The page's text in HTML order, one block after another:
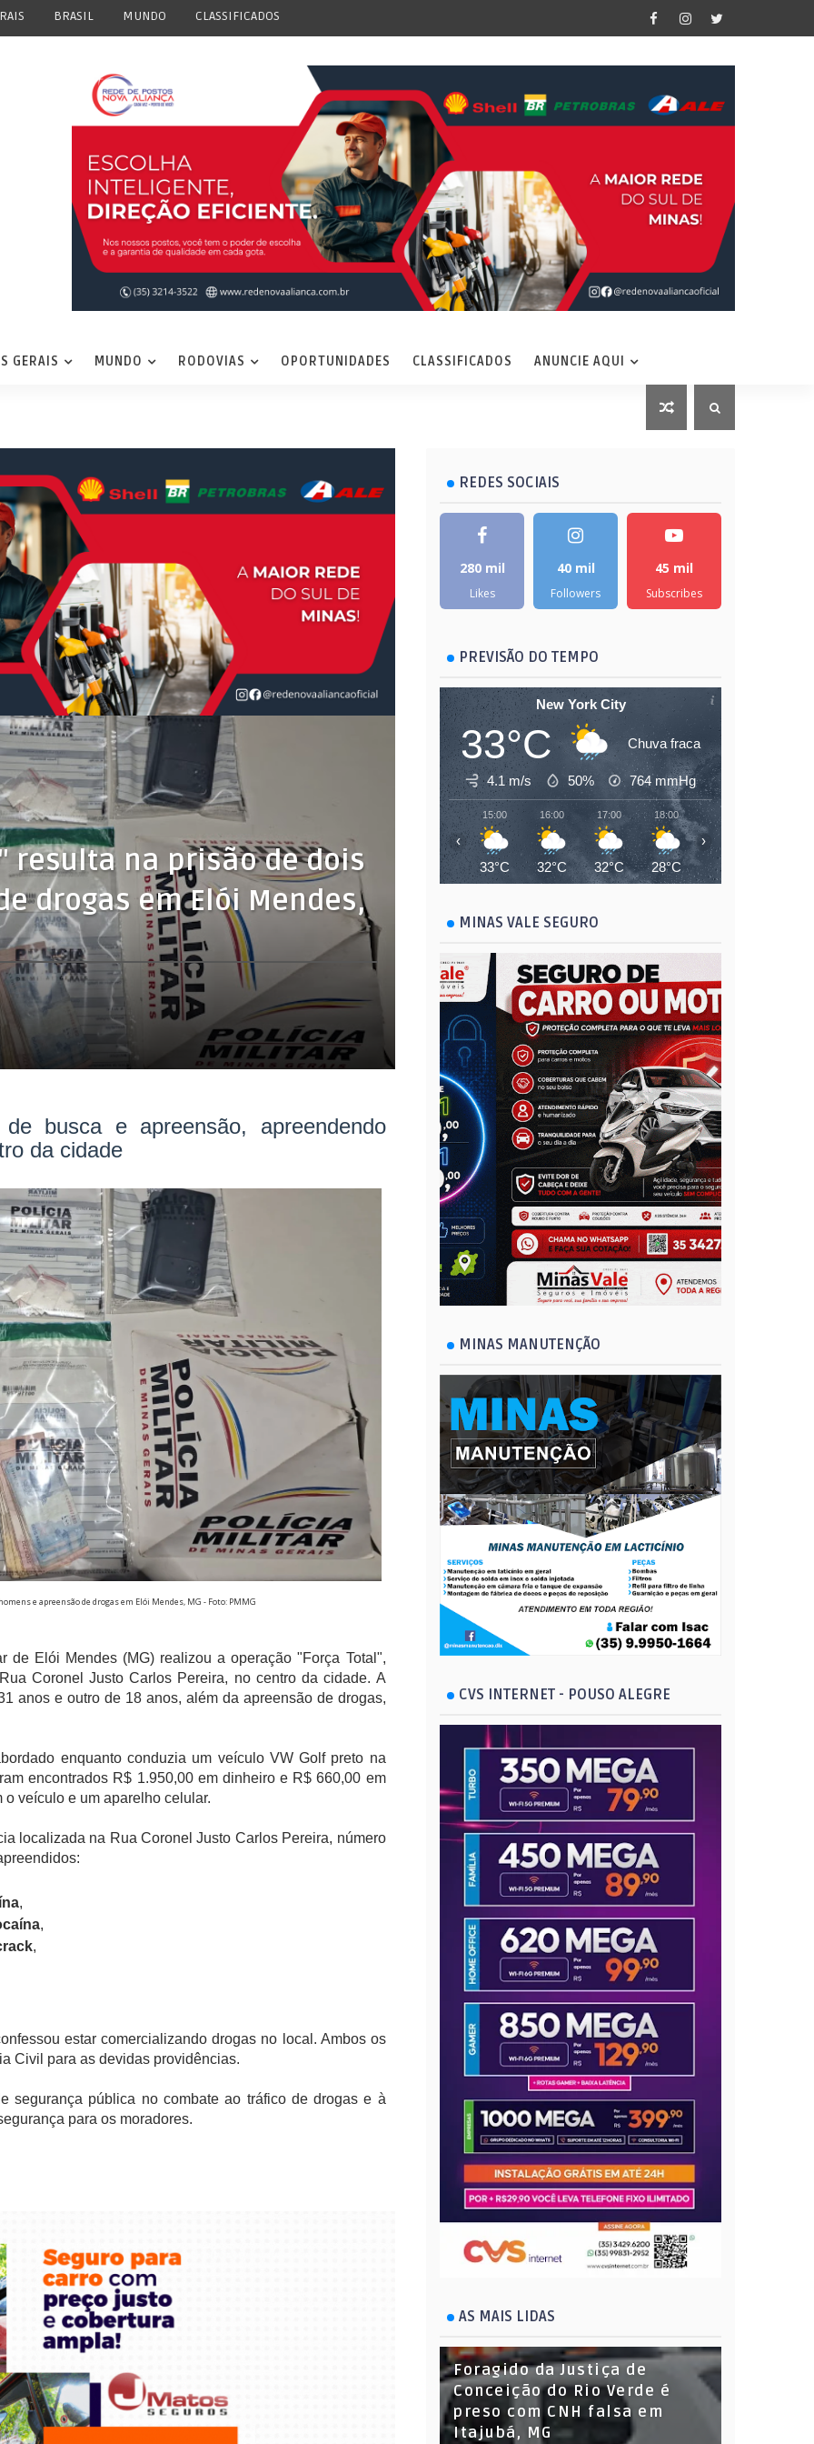
BRASIL MUNDO CLASSIFICADOS
GERAIS MUNDO RODOVIAS OPORTUNIDADES CLASSIFICADOS ANUNCIE AQUI
resulta na prisão de dois
drogas em Elói Mendes,
busca e apreensão, apreendendo
da cidade
e apreensão de drogas em Elói Mendes, MG - Foto: PMMG
de Elói Mendes (MG) realizou a operação "Força Total",
Coronel Justo Carlos Pereira, no centro da cidade. A
anos e outro de 18 anos, além da apreensão de drogas,
enquanto conduzia um veículo VW Golf preto na
encontrados R$ 1.950,00 em dinheiro e R$ 660,00 em
veículo e um aparelho celular.
localizada na Rua Coronel Justo Carlos Pereira, número
,
,
,
estar comercializando drogas no local. Ambos os
Civil para as devidas providências.
segurança pública no combate ao tráfico de drogas e à
para os moradores.
REDES SOCIAIS
280 mil
Likes
40 mil
Followers
45 mil
Subscribes
PREVISÃO DO TEMPO
New York City
33°C Chuva fraca
4.1 m/s 50% 764mmHg
15:00
33°C
16:00
32°C
17:00
32°C
18:00
28°C
19:00
26°C
‹ ›
MINAS VALE SEGURO
MINAS MANUTENÇÃO
CVS INTERNET - POUSO ALEGRE
AS MAIS LIDAS
Foragido da Justiça de
Conceição do Rio Verde é
preso com CNH falsa em
Itajubá, MG